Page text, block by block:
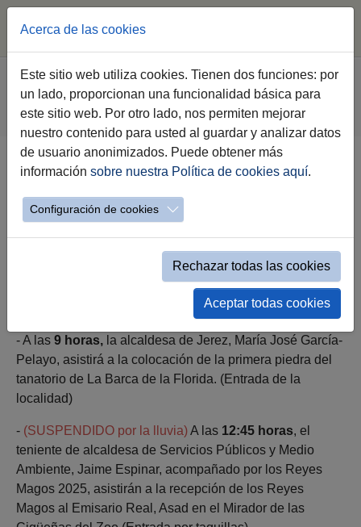
Saltar al contenido principal
Estás aquí:
Jerez.es Ayuntamiento
Gobierno
Agenda Institucional Gobierno
Evento Simple Alcaldía
Jueves 12 de Diciembre 2024
jueves 12 de diciembre a las 09:00h
- A las 9 horas, la alcaldesa de Jerez, María José García-
Pelayo, asistirá a la colocación de la primera piedra del
tanatorio de La Barca de la Florida. (Entrada de la
localidad)
- (SUSPENDIDO por la lluvia)A las 12:45 horas, el
teniente de alcaldesa de Servicios Públicos y Medio
Ambiente, Jaime Espinar, acompañado por los Reyes
Magos 2025, asistirán a la recepción de los Reyes
Magos al Emisario Real, Asad en el Mirador de las
Acerca de las cookies
Este sitio web utiliza cookies. Tienen dos funciones: por
un lado, proporcionan una funcionalidad básica para
este sitio web. Por otro lado, nos permiten mejorar
nuestro contenido para usted al guardar y analizar datos
de usuario anonimizados. Puede obtener más
información sobre nuestra Política de cookies aquí.
Configuración de cookies
Rechazar todas las cookies
Aceptar todas cookies